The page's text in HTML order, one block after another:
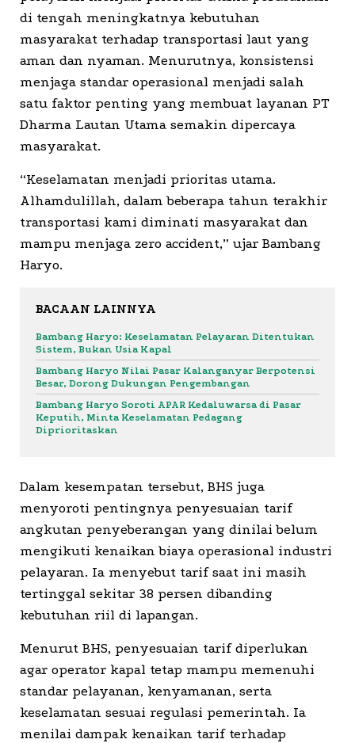
di tengah meningkatnya kebutuhan
masyarakat terhadap transportasi laut yang
aman dan nyaman. Menurutnya, konsistensi
menjaga standar operasional menjadi salah
satu faktor penting yang membuat layanan PT
Dharma Lautan Utama semakin dipercaya
masyarakat.
“Keselamatan menjadi prioritas utama.
Alhamdulillah, dalam beberapa tahun terakhir
transportasi kami diminati masyarakat dan
mampu menjaga zero accident,” ujar Bambang
Haryo.
BACAAN LAINNYA
Bambang Haryo: Keselamatan Pelayaran Ditentukan
Sistem, Bukan Usia Kapal
Bambang Haryo Nilai Pasar Kalanganyar Berpotensi
Besar, Dorong Dukungan Pengembangan
Bambang Haryo Soroti APAR Kedaluwarsa di Pasar
Keputih, Minta Keselamatan Pedagang
Diprioritaskan
Dalam kesempatan tersebut, BHS juga
menyoroti pentingnya penyesuaian tarif
angkutan penyeberangan yang dinilai belum
mengikuti kenaikan biaya operasional industri
pelayaran. Ia menyebut tarif saat ini masih
tertinggal sekitar 38 persen dibanding
kebutuhan riil di lapangan.
Menurut BHS, penyesuaian tarif diperlukan
agar operator kapal tetap mampu memenuhi
standar pelayanan, kenyamanan, serta
keselamatan sesuai regulasi pemerintah. Ia
menilai dampak kenaikan tarif terhadap